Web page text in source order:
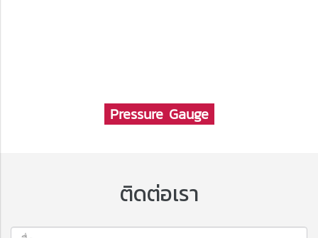
Pressure Gauge
ติดต่อเรา